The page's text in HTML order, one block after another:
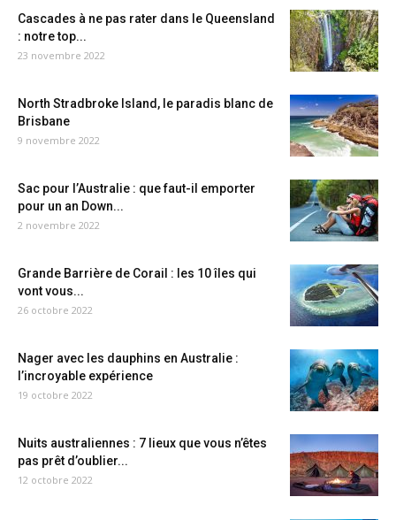
Cascades à ne pas rater dans le Queensland
: notre top...
23 novembre 2022
North Stradbroke Island, le paradis blanc de
Brisbane
9 novembre 2022
Sac pour l’Australie : que faut-il emporter
pour un an Down...
2 novembre 2022
Grande Barrière de Corail : les 10 îles qui
vont vous...
26 octobre 2022
Nager avec les dauphins en Australie :
l’incroyable expérience
19 octobre 2022
Nuits australiennes : 7 lieux que vous n’êtes
pas prêt d’oublier...
12 octobre 2022